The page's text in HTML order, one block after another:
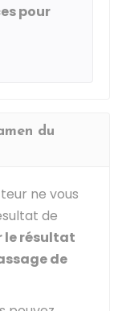
pour
du
ne vous
de
le résultat
de